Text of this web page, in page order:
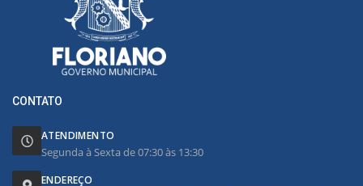
CONTATO
ATENDIMENTO
Segunda à Sexta de 07:30 às 13:30
ENDEREÇO